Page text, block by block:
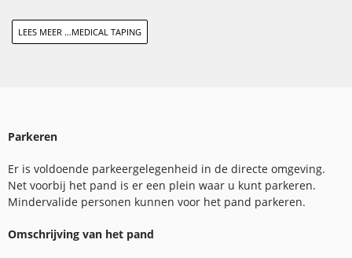
LEES MEER …MEDICAL TAPING
Parkeren
Er is voldoende parkeergelegenheid in de directe omgeving.
Net voorbij het pand is er een plein waar u kunt parkeren.
Mindervalide personen kunnen voor het pand parkeren.
Omschrijving van het pand